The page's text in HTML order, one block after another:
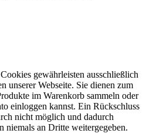
gewährleisten ausschließlich
unserer Webseite. Sie dienen zum
im Warenkorb sammeln oder
einloggen kannst. Ein Rückschluss
nicht möglich und dadurch
niemals an Dritte weitergegeben.